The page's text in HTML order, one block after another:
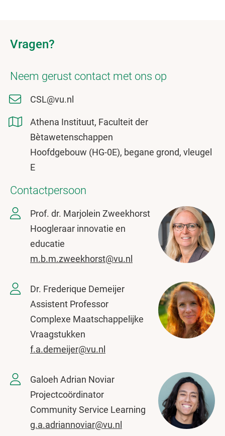
Vragen?
Neem gerust contact met ons op
CSL@vu.nl
Athena Instituut, Faculteit der
Bètawetenschappen
Hoofdgebouw (HG-0E), begane grond, vleugel
E
Contactpersoon
Prof. dr. Marjolein Zweekhorst
Hoogleraar innovatie en
educatie
m.b.m.zweekhorst@vu.nl
Dr. Frederique Demeijer
Assistent Professor
Complexe Maatschappelijke
Vraagstukken
f.a.demeijer@vu.nl
Galoeh Adrian Noviar
Projectcoördinator
Community Service Learning
g.a.adriannoviar@vu.nl